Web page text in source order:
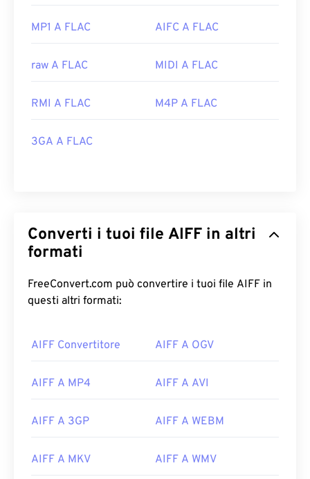
MP1 A FLAC AIFC A FLAC
raw A FLAC MIDI A FLAC
RMI A FLAC M4P A FLAC
3GA A FLAC
Converti i tuoi file AIFF in altri
formati
FreeConvert.com può convertire i tuoi file AIFF in
questi altri formati:
AIFF Convertitore AIFF A OGV
AIFF A MP4 AIFF A AVI
AIFF A 3GP AIFF A WEBM
AIFF A MKV AIFF A WMV